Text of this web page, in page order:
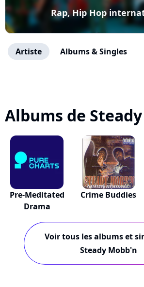
Rap, Hip Hop
Artiste Albums & Singles
Albums de
Pre-Meditated
Drama
Crime Buddies
Voir tous les albums et
Steady Mobb'n